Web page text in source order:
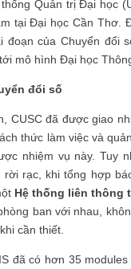
Quản trị Đại học
tại Đại học Cần Thơ.
đoạn của Chuyển đổi
mô hình Đại học
đổi số
CUSC đã được giao
thức làm việc và
nhiệm vụ này. Tuy
rời rạc, khi tổng hợp
Hệ thống liên thông
ban với nhau,
cần thiết.
đã có hơn 35